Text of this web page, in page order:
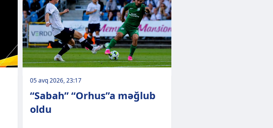
05 avq 2026, 23:17
“Sabah” “Orhus”a məğlub
oldu